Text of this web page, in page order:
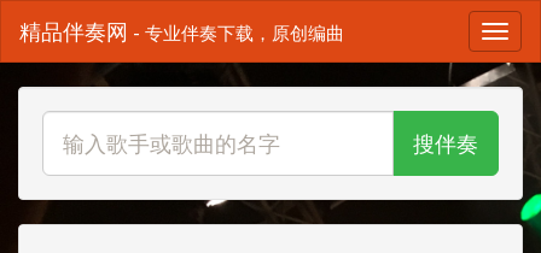
精品伴奏网 - 专业伴奏下载，原创编曲
搜伴奏